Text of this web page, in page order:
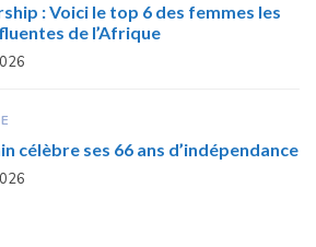
: Voici le top 6 des femmes les
de l’Afrique
célèbre ses 66 ans d’indépendance